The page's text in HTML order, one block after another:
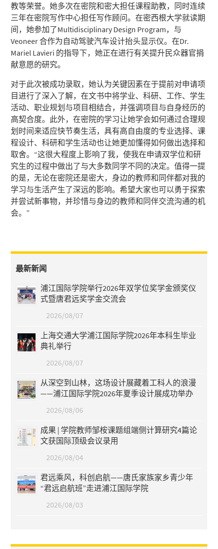
教等荣誉。她多次在密院和密大担任课程助教，同时连续
三年在密院写作中心担任写作顾问。在密西根大学就读期
间，她参加了Multidisciplinary Design Program，与
Veoneer 合作为自动驾驶汽车设计抬头显示仪。在Dr.
Mariel Lavieri 的指导下，她正在进行有关提升民众器官捐
献意愿的研究。
对于此次被成功录取，她认为关键因素在于提前对申请项
目进行了深入了解，在文书中将学业、科研、工作、学生
活动、职业规划与项目相结合，并强调项目与自身经历的
高契合度。此外，在密院的学习让她学会如何通过合理规
划时间来适应快节奏生活，具有高自由度的专业选择、课
程设计、科研和学生活动也让她更加懂得如何做出选择和
取舍。“这很大程度上影响了我，使我在申请双学位和研
究生的过程中做出了与大多数同学不同的决定。值得一提
的是，无论在密院还是密大，身边的教师和同伴都对我的
学习与生活产生了深远的影响。希望大家也可以勇于探索
并尝试新事物，并珍惜与身边的教师和同伴交流沟通的机
会。”
最新新闻
浦江国际学院举行2026年双学位奖学金颁奖仪
式暨唐君远奖学金交流会
2026/08/07
上海交通大学浦江国际学院2026年本科生毕业
典礼举行
2026/08/07
从深空到山林，这场设计展藏着工科人的浪漫
——浦江国际学院2026年夏季设计展成功举办
2026/08/06
成果 | 学院教师邹桉课题组端侧计算研究4篇论
文获国际顶级会议录用
2026/08/04
君远乘风，科创启航——唐氏家族家乡青少年
“君远启航班”走进浦江国际学院
2026/08/03